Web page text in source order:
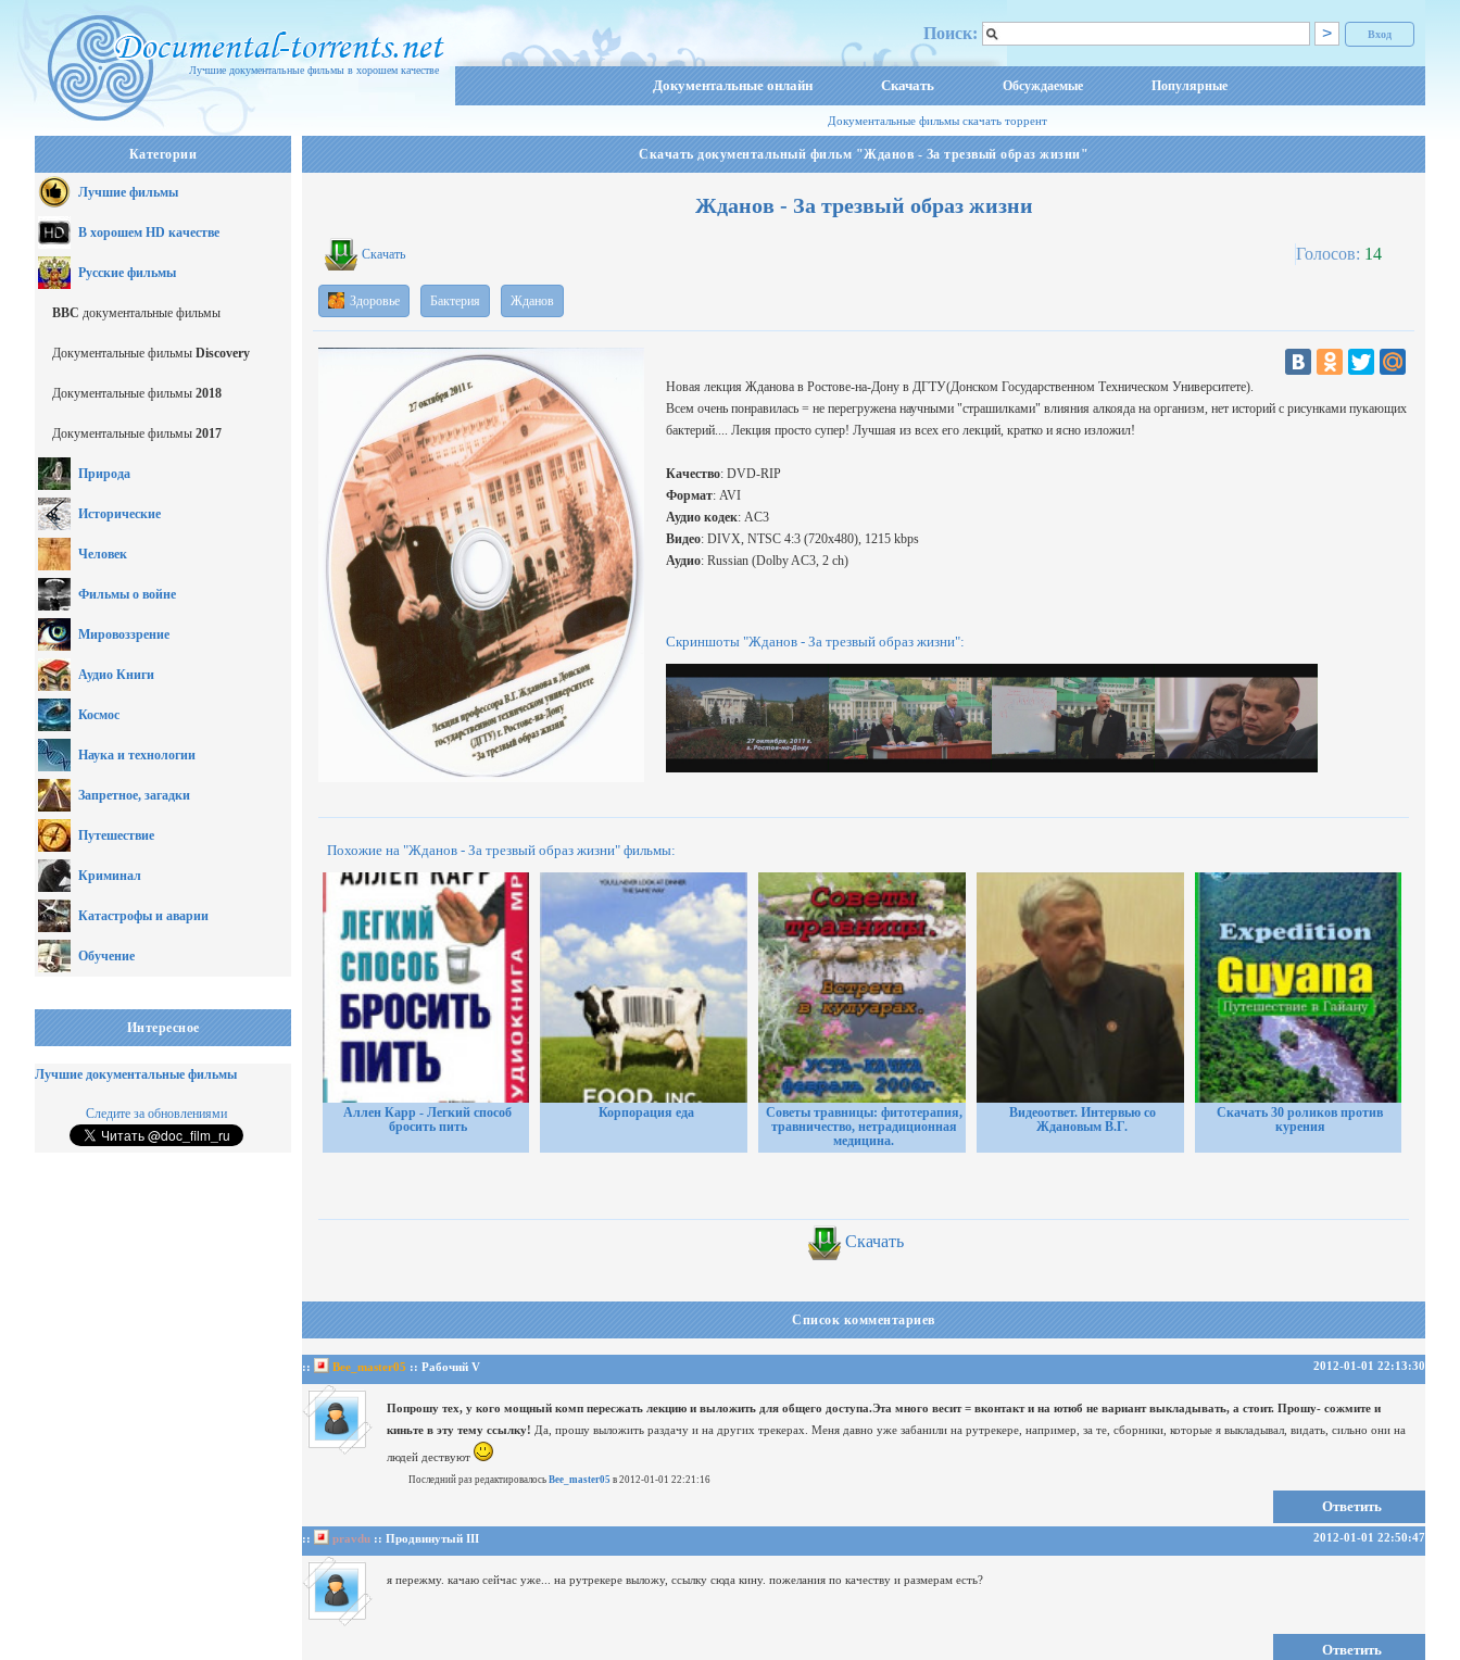
Лучшие документальные фильмы в хорошем качестве
Вход
Поиск:
Документальные онлайн Скачать Обсуждаемые Популярные
Документальные фильмы скачать торрент
Категории
Лучшие фильмы
В хорошем HD качестве
Русские фильмы
BBC документальные фильмы
Документальные фильмы Discovery
Документальные фильмы 2018
Документальные фильмы 2017
Природа
Исторические
Человек
Фильмы о войне
Мировоззрение
Аудио Книги
Космос
Наука и технологии
Запретное, загадки
Путешествие
Криминал
Катастрофы и аварии
Обучение
Интересное
Лучшие документальные фильмы
Следите за обновлениями
Скачать документальный фильм "Жданов - За трезвый образ жизни"
Жданов - За трезвый образ жизни
Скачать Голосов: 14
Здоровье Бактерия Жданов
Новая лекция Жданова в Ростове-на-Дону в ДГТУ(Донском Государственном Техническом Университете).
Всем очень понравилась = не перегружена научными "страшилками" влияния алкояда на организм, нет историй с рисунками пукающих
бактерий.... Лекция просто супер! Лучшая из всех его лекций, кратко и ясно изложил!
Качество: DVD-RIP
Формат: AVI
Аудио кодек: AC3
Видео: DIVX, NTSC 4:3 (720x480), 1215 kbps
Аудио: Russian (Dolby AC3, 2 ch)
Скриншоты "Жданов - За трезвый образ жизни":
Похожие на "Жданов - За трезвый образ жизни" фильмы:
Аллен Карр - Легкий способ
бросить пить
Корпорация еда
Советы травницы: фитотерапия,
травничество, нетрадиционная
медицина.
Видеоответ. Интервью со
Ждановым В.Г.
Скачать 30 роликов против
курения
Скачать
Список комментариев
:: Bee_master05 :: Рабочий V 2012-01-01 22:13:30
Попрошу тех, у кого мощный комп пересжать лекцию и выложить для общего доступа.Эта много весит = вконтакт и на ютюб не вариант выкладывать, а стоит. Прошу- сожмите и
киньте в эту тему ссылку! Да, прошу выложить раздачу и на других трекерах. Меня давно уже забанили на рутрекере, например, за те, сборники, которые я выкладывал, видать, сильно они на
людей дествуют
Последний раз редактировалосьBee_master05 в 2012-01-01 22:21:16
Ответить
:: pravdu :: Продвинутый III 2012-01-01 22:50:47
я пережму.качаю сейчас уже...на рутрекере выложу, ссылку сюда кину.пожелания по качеству и размерам есть?
Ответить